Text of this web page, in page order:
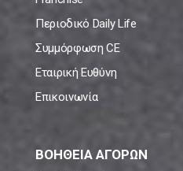
Περιοδικό Daily Life
Συμμόρφωση CE
Εταιρική Ευθύνη
Επικοινωνία
ΒΟΗΘΕΙΑ ΑΓΟΡΩΝ